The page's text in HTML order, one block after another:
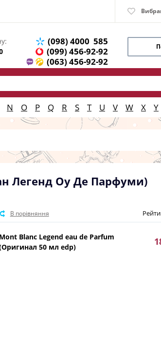
(098) 4000 585
(099) 456-92-92
(063) 456-92-92
N O P Q R S T U V W X Y
Легенд Оу Де Парфуми)
Mont Blanc Legend eau de Parfum
50 мл edp)